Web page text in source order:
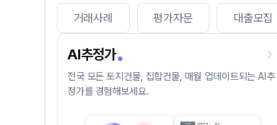
거래사례 평가자문 대출모집
AI추정가
전국 모든 토지건물, 집합건물, 매월 업데이트되는 AI추
정가를 경험해보세요.